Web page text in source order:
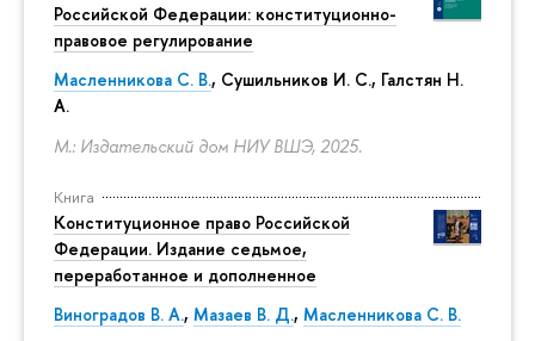
Российской Федерации: конституционно-
правовое регулирование
Масленникова С. В., Сушильников И. С., Галстян Н.
А.
М.: Издательский дом НИУ ВШЭ, 2025.
Книга
Конституционное право Российской
Федерации. Издание седьмое,
переработанное и дополненное
Виноградов В. А., Мазаев В. Д., Масленникова С. В.